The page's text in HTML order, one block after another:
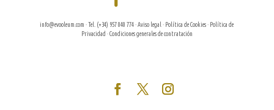
info@evooleum.com · Tel. (+34) 957 040 774 ·Aviso legal · Política de Cookies· Política de
Privacidad ·Condiciones generales de contratación